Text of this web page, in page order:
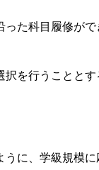
た科目履修が
を行うこととす
に、学級規模